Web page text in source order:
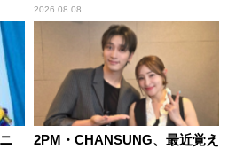
2026.08.08
2PM・CHANSUNG、最近覚え